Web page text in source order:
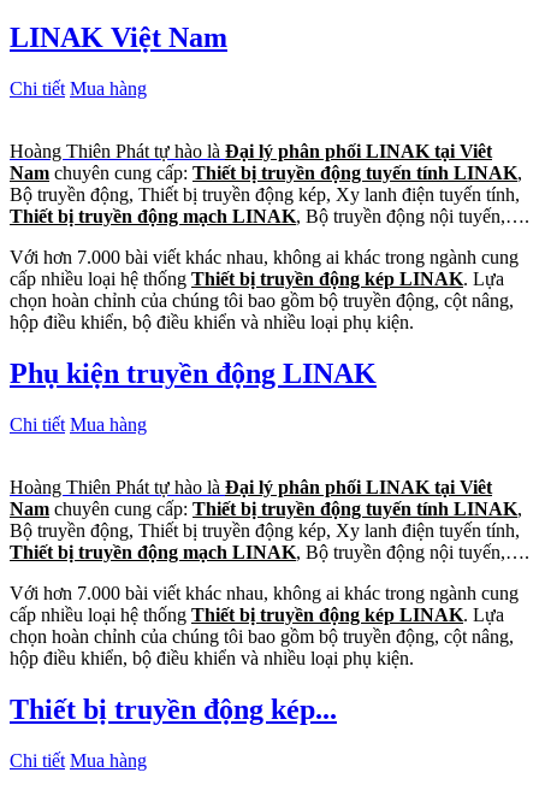
LINAK Việt Nam
Chi tiết Mua hàng
Hoàng Thiên Phát tự hào là Đại lý phân phối LINAK tại Viêt
Nam chuyên cung cấp: Thiết bị truyền động tuyến tính LINAK,
Bộ truyền động, Thiết bị truyền động kép, Xy lanh điện tuyến tính,
Thiết bị truyền động mạch LINAK, Bộ truyền động nội tuyến,….
Với hơn 7.000 bài viết khác nhau, không ai khác trong ngành cung
cấp nhiều loại hệ thống Thiết bị truyền động kép LINAK. Lựa
chọn hoàn chỉnh của chúng tôi bao gồm bộ truyền động, cột nâng,
hộp điều khiển, bộ điều khiển và nhiều loại phụ kiện.
Phụ kiện truyền động LINAK
Chi tiết Mua hàng
Hoàng Thiên Phát tự hào là Đại lý phân phối LINAK tại Viêt
Nam chuyên cung cấp: Thiết bị truyền động tuyến tính LINAK,
Bộ truyền động, Thiết bị truyền động kép, Xy lanh điện tuyến tính,
Thiết bị truyền động mạch LINAK, Bộ truyền động nội tuyến,….
Với hơn 7.000 bài viết khác nhau, không ai khác trong ngành cung
cấp nhiều loại hệ thống Thiết bị truyền động kép LINAK. Lựa
chọn hoàn chỉnh của chúng tôi bao gồm bộ truyền động, cột nâng,
hộp điều khiển, bộ điều khiển và nhiều loại phụ kiện.
Thiết bị truyền động kép...
Chi tiết Mua hàng